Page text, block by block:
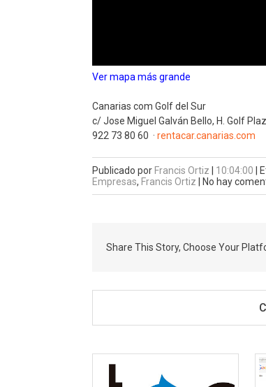
Ver mapa más grande
Canarias com Golf del Sur
c/ Jose Miguel Galván Bello, H. Golf
922 73 80 60 · rentacar.canarias.com
Publicado por Francis Ortiz 10:04:00
Empresas, Francis Ortiz No hay
Share This Story, Choose Your